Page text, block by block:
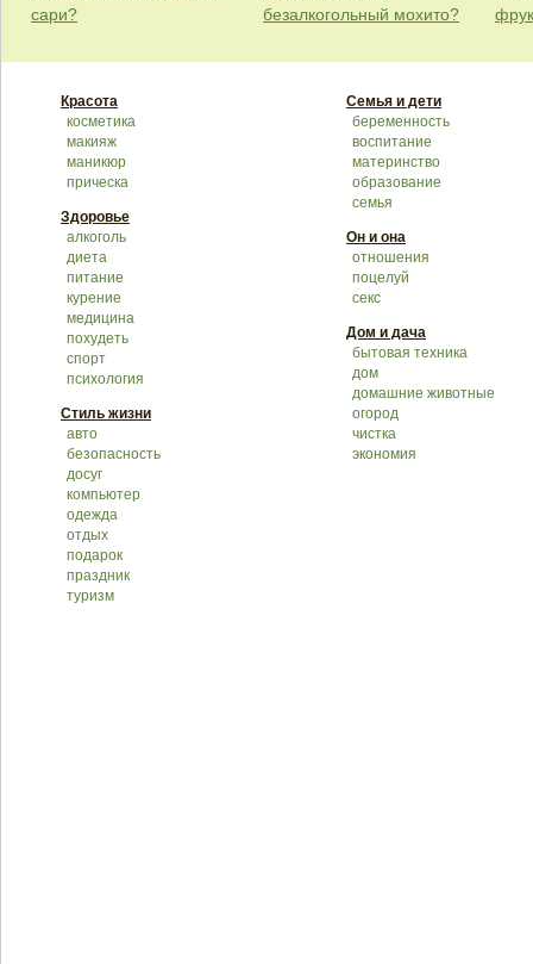
сари?
безалкогольный мохито?
Красота
косметика
макияж
маникюр
прическа
Здоровье
алкоголь
диета
питание
курение
медицина
похудеть
спорт
психология
Стиль жизни
авто
безопасность
досуг
компьютер
одежда
отдых
подарок
праздник
туризм
Семья и дети
беременность
воспитание
материнство
образование
семья
Он и она
отношения
поцелуй
секс
Дом и дача
бытовая техника
дом
домашние животные
огород
чистка
экономия